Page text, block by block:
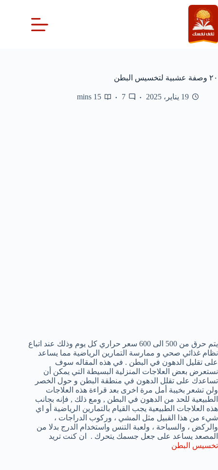
التجاوز
إلى
المحتوى
٢٠ وصفة عشبية لتخسيس البطن
19 يناير، 2025 7
15 mins
يتم حرق من 500 الى 600 سعر حراري كل يوم وذلك عند اتباع
نظام غذائي صحي و ممارسة التمارين الرياضية مما يساعد
على تقليل الدهون في البطن . في هذه المقاله سوف
نستعرض بعض العلاجات المنزلية البسيطة التي يمكن أن
تساعدك على تقلل الدهون في منطقة البطن و حول الخصر
ولن تشعر بخيبة أمل مرة اخرى بعد قراءة هذه العلاجات
الطبيعية للحد من الدهون في البطن , ومع ذلك , فإنه بجانب
هذه العلاجات الطبيعية يجب القيام بالتمارين الرياضية أو اي
شيء من هذا القبيل مثل المشي ، وركوب الدراجات ،
والركض ، والسباحة ، ولعبة التنس واستخدام الدرج بدلا من
المصعد يساعد على جعل جسمك يتحرك . ان كنت تريد
تخسيس البطن